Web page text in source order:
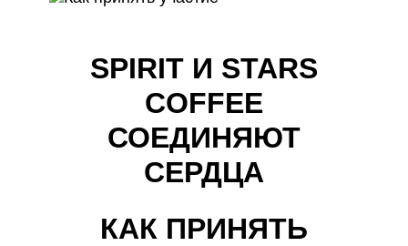
SPIRIT И STARS
COFFEE
СОЕДИНЯЮТ
СЕРДЦА
КАК ПРИНЯТЬ